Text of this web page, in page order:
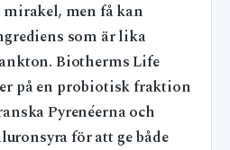
men få kan
som är lika
Biotherms Life
på en probiotisk fraktion
Pyrenéerna och
för att ge både